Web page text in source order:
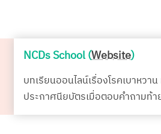
NCDs School (Website)
บทเรียนออนไลน์เรื่องโรคเบาหวาน
ประกาศนียบัตรเมื่อตอบคำถามท้